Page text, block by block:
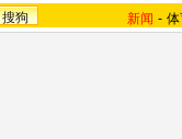
搜狗 新闻 -